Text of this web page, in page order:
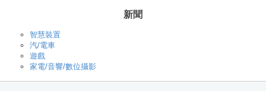
新聞
智慧裝置
汽/電車
遊戲
家電/音響/數位攝影